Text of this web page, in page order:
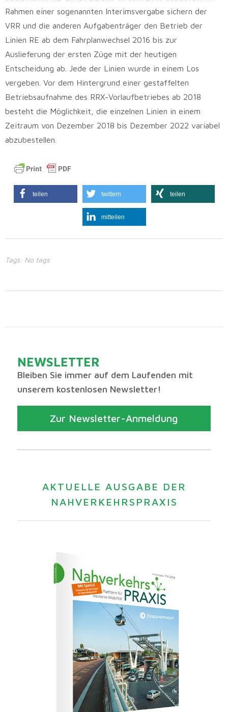
Rahmen einer sogenannten Interimsvergabe sichern der
VRR und die anderen Aufgabenträger den Betrieb der
Linien RE ab dem Fahrplanwechsel 2016 bis zur
Auslieferung der ersten Züge mit der heutigen
Entscheidung ab. Jede der Linien wurde in einem Los
vergeben. Vor dem Hintergrund einer gestaffelten
Betriebsaufnahme des RRX-Vorlaufbetriebes ab 2018
besteht die Möglichkeit, die einzelnen Linien in einem
Zeitraum von Dezember 2018 bis Dezember 2022 variabel
abzubestellen.
teilen twittern teilen
mitteilen
Tags: No tags
NEWSLETTER
Bleiben Sie immer auf dem Laufenden mit
unserem kostenlosen Newsletter!
Zur Newsletter-Anmeldung
AKTUELLE AUSGABE DER
NAHVERKEHRSPRAXIS